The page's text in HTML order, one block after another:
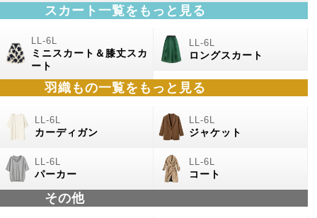
スカート一覧をもっと見る
ミニスカート＆膝丈スカ
ート
ロングスカート
羽織もの一覧をもっと見る
カーディガン ジャケット
パーカー コート
その他